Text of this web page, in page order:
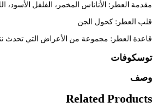
مقدمة العطر: الأناناس المخمر، الفلفل الأسود،
قلب العطر: كحول الجن
قاعدة العطر: مجموعة من الأعراض التي تحدث
توسكوفات
وصف
Related Products